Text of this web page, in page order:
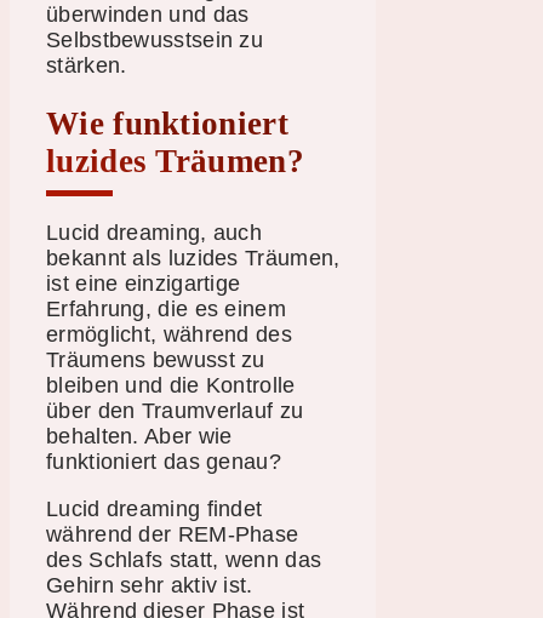
überwinden und das
Selbstbewusstsein zu
stärken.
Wie funktioniert
luzides Träumen?
Lucid dreaming, auch
bekannt als luzides Träumen,
ist eine einzigartige
Erfahrung, die es einem
ermöglicht, während des
Träumens bewusst zu
bleiben und die Kontrolle
über den Traumverlauf zu
behalten. Aber wie
funktioniert das genau?
Lucid dreaming findet
während der REM-Phase
des Schlafs statt, wenn das
Gehirn sehr aktiv ist.
Während dieser Phase ist